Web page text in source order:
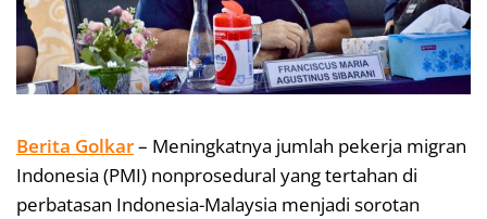
Berita Golkar– Meningkatnya jumlah pekerja migran
Indonesia (PMI) nonprosedural yang tertahan di
perbatasan Indonesia-Malaysia menjadi sorotan